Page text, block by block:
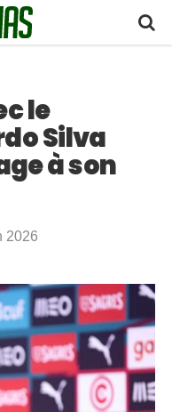
le
Silva
à son
2026